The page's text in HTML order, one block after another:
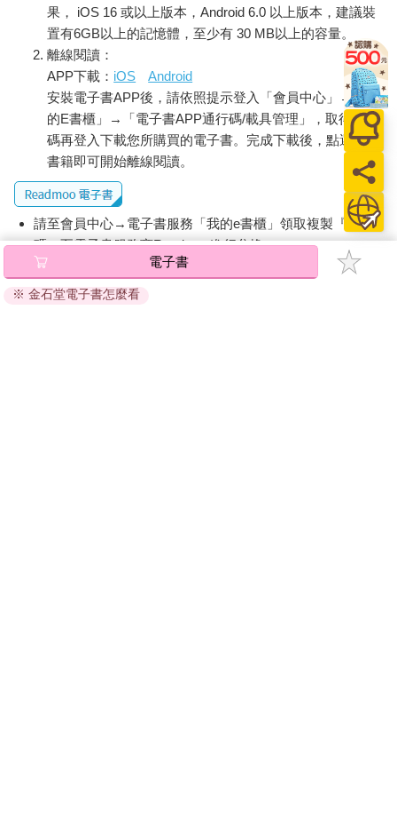
我帶著些許笑意注視著他，「回家路上有沒有什麼狀況？」
「沒有，」他說，「還好。」
「我猜你有車吧？」
「沒有，」他說，「我沒車。我開車技術不太好，而且幾年前就
不得不放棄，視力不行了。」
「那你是什麼時候離開侏羅省？」我問。
他想了一會兒。「六月十一日，」他最終開口說，「應該就是那
天。」
我困惑地皺起眉頭，「鐵路的狀況還好嗎？」因為工作使然，我
聽了不少那幾週法國的情況。
他笑了笑，若有所思地說。「狀況不太好。」
「那你是怎麼離開那裡的？」
他說，「我走了很長的一段路。」
就在他說話的當下，外頭傳來一連串規律的轟隆聲，似乎在一英
里外有四顆炸彈接連落下。這棟堅固的建築物稍微晃了晃，地板
和窗戶都嘎吱作響。我們緊繃不動地等待。接著，警笛的呼嘯聲
果， iOS 16 或以上版本，Android 6.0 以上版本，建議裝
置有6GB以上的記憶體，至少有 30 MB以上的容量。
離線閱讀：
APP下載： iOS
Android
安裝電子書APP後，請依照提示登入「會員中心」→「我
的E書櫃」→「電子書APP通行碼/載具管理」，取得通行
碼再登入下載您所購買的電子書。完成下載後，點選任一
書籍即可開始離線閱讀。
請至會員中心→電子書服務「我的e書櫃」領取複製『兌換
碼』至電子書服務商Readmoo進行兌換。
退換貨須知：
因版權保護，您在金石堂所購買的電子書僅能以金石堂專屬
電子書
※ 金石堂電子書怎麼看